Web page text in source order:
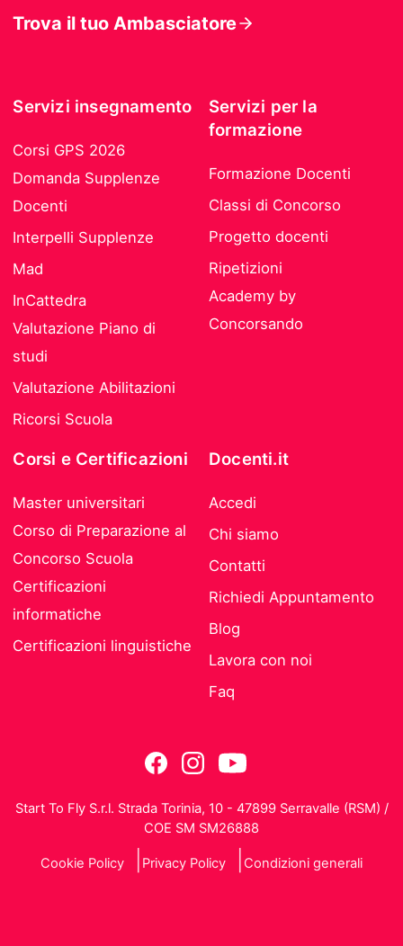
Trova il tuo Ambasciatore
Servizi insegnamento
Corsi GPS 2026
Domanda Supplenze
Docenti
Interpelli Supplenze
Mad
InCattedra
Valutazione Piano di
studi
Valutazione Abilitazioni
Ricorsi Scuola
Servizi per la
formazione
Formazione Docenti
Classi di Concorso
Progetto docenti
Ripetizioni
Academy by
Concorsando
Corsi e Certificazioni
Master universitari
Corso di Preparazione al
Concorso Scuola
Certificazioni
informatiche
Certificazioni linguistiche
Docenti.it
Accedi
Chi siamo
Contatti
Richiedi Appuntamento
Blog
Lavora con noi
Faq
Start To Fly S.r.l. Strada Torinia, 10 - 47899 Serravalle (RSM) /
COE SM SM26888
Cookie Policy Privacy Policy Condizioni generali